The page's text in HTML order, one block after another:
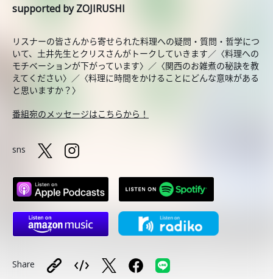
supported by ZOJIRUSHI
リスナーの皆さんから寄せられた料理への疑問・質問・哲学につ
いて、土井先生とクリスさんがトークしていきます／〈料理への
モチベーションが下がっています〉／〈関西のお雑煮の秘訣を教
えてください〉／〈料理に時間をかけることにどんな意味がある
と思いますか？〉
番組宛のメッセージはこちらから！
sns
Share